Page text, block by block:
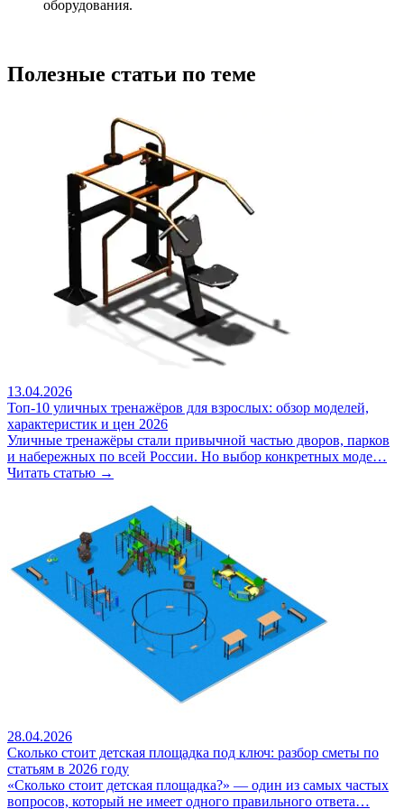
оборудования.
Полезные статьи по теме
13.04.2026
Топ-10 уличных тренажёров для взрослых: обзор моделей,
характеристик и цен 2026
Уличные тренажёры стали привычной частью дворов, парков
и набережных по всей России. Но выбор конкретных моде…
Читать статью →
28.04.2026
Сколько стоит детская площадка под ключ: разбор сметы по
статьям в 2026 году
«Сколько стоит детская площадка?» — один из самых частых
вопросов, который не имеет одного правильного ответа…